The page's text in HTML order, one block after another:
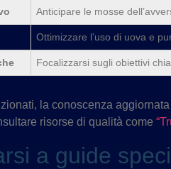
Anticipare le mosse
Ottimizzare l’uso di uova e
Focalizzarsi sugli obiettivi
la conoscenza
risorse di qualità come
a guide